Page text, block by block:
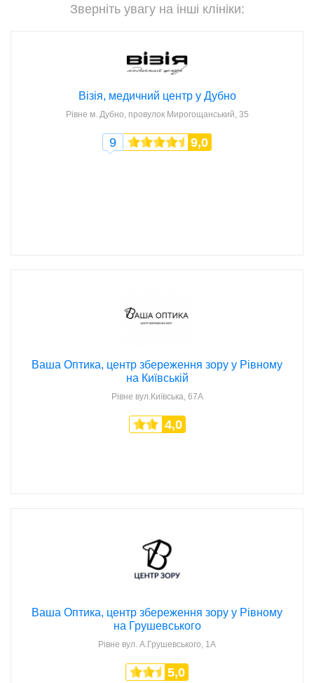
Зверніть увагу на інші клініки:
Візія, медичний центр у Дубно
Рівне м. Дубно, провулок Мирогощанський, 35
9 9,0
Ваша Оптика, центр збереження зору у Рівному
на Київській
Рівне вул.Київська, 67А
4,0
Ваша Оптика, центр збереження зору у Рівному
на Грушевського
Рівне вул. А.Грушевського, 1А
5,0